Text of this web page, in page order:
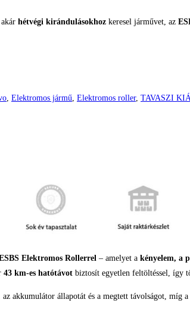
is:
hétvégi kirándulásokhoz keresel járművet, az
, Elektromos jármű, Elektromos roller, TAVASZI
Elektromos Rollerrel – amelyet a kényelem, a
43 km-es hatótávot biztosít egyetlen feltöltéssel, így
az akkumulátor állapotát és a megtett távolságot, míg a